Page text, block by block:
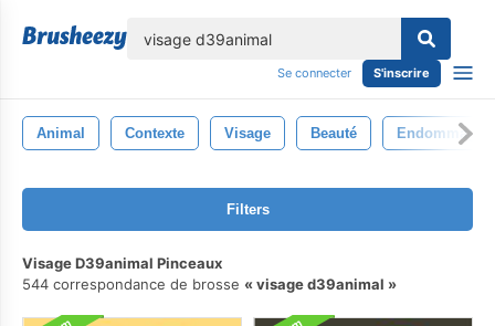
Se connecter S'inscrire
Animal Contexte Visage Beauté Endommagé
Filters
Visage D39animal Pinceaux
544 correspondance de brosse
visage d39animal